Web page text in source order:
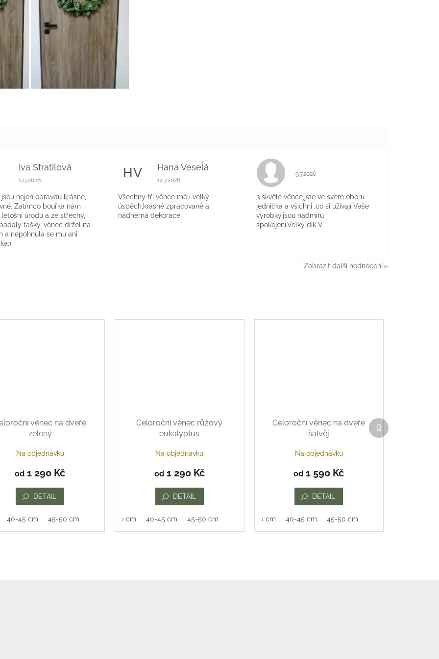
věnec na dveře
zelený
Na objednávku
od 1 290 Kč
DETAIL
40-45 cm 45-50 cm
Celoroční věnec růžový
eukalyptus
Na objednávku
od1 290 Kč
DETAIL
35-40 cm 40-45 cm 45-50 cm
Celoroční věnec na dveře
šalvěj
Na objednávku
od 1 590 Kč
DETAIL
35-40 cm 40-45 cm 45-50 cm
Další
produkt
Iva Stratilová
Hodnocení obchodu je 5 z 5 hvězdiček.
17.7.2026
nejen opravdu krásné,
Zatímco bouřka nám
úrodu a ze střechy,
tašky, věnec držel na
a nepohnula se mu ani
HV Hana Veseĺá
Hodnocení obchodu je 5 z 5 hvězdiček.
14.7.2026
Všechny tři věnce měli velký
úspěch,krásné zpracované a
nádherná dekorace.
Hodnocení obchodu je 5 z 5 hvězdiček.
9.7.2026
3 skvělé věnce,jste ve svém oboru
jednička a všichni ,co si užívají Vaše
výrobky,jsou nadmíru
spokojeni.Velký dík V.
Zobrazit další hodnocení